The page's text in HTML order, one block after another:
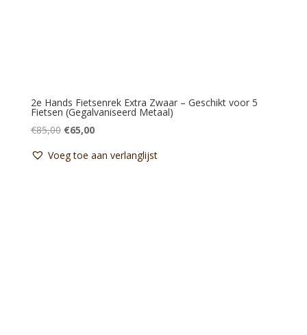
2e Hands Fietsenrek Extra Zwaar – Geschikt voor 5
Fietsen (Gegalvaniseerd Metaal)
€85,00 Oorspronkelijke
was:
€65,00Huidige
is:
Voeg toe aan verlanglijst